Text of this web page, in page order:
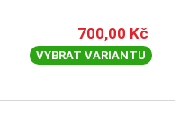
700,00 Kč
VYBRAT VARIANTU